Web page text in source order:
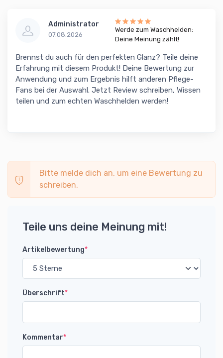
Administrator
07.08.2026
Werde zum Waschhelden:
Deine Meinung zählt!
Brennst du auch für den perfekten Glanz? Teile deine
Erfahrung mit diesem Produkt! Deine Bewertung zur
Anwendung und zum Ergebnis hilft anderen Pflege-
Fans bei der Auswahl. Jetzt Review schreiben, Wissen
teilen und zum echten Waschhelden werden!
Bitte melde dich an, um eine Bewertung zu
schreiben.
Teile uns deine Meinung mit!
Artikelbewertung*
Überschrift*
Kommentar*